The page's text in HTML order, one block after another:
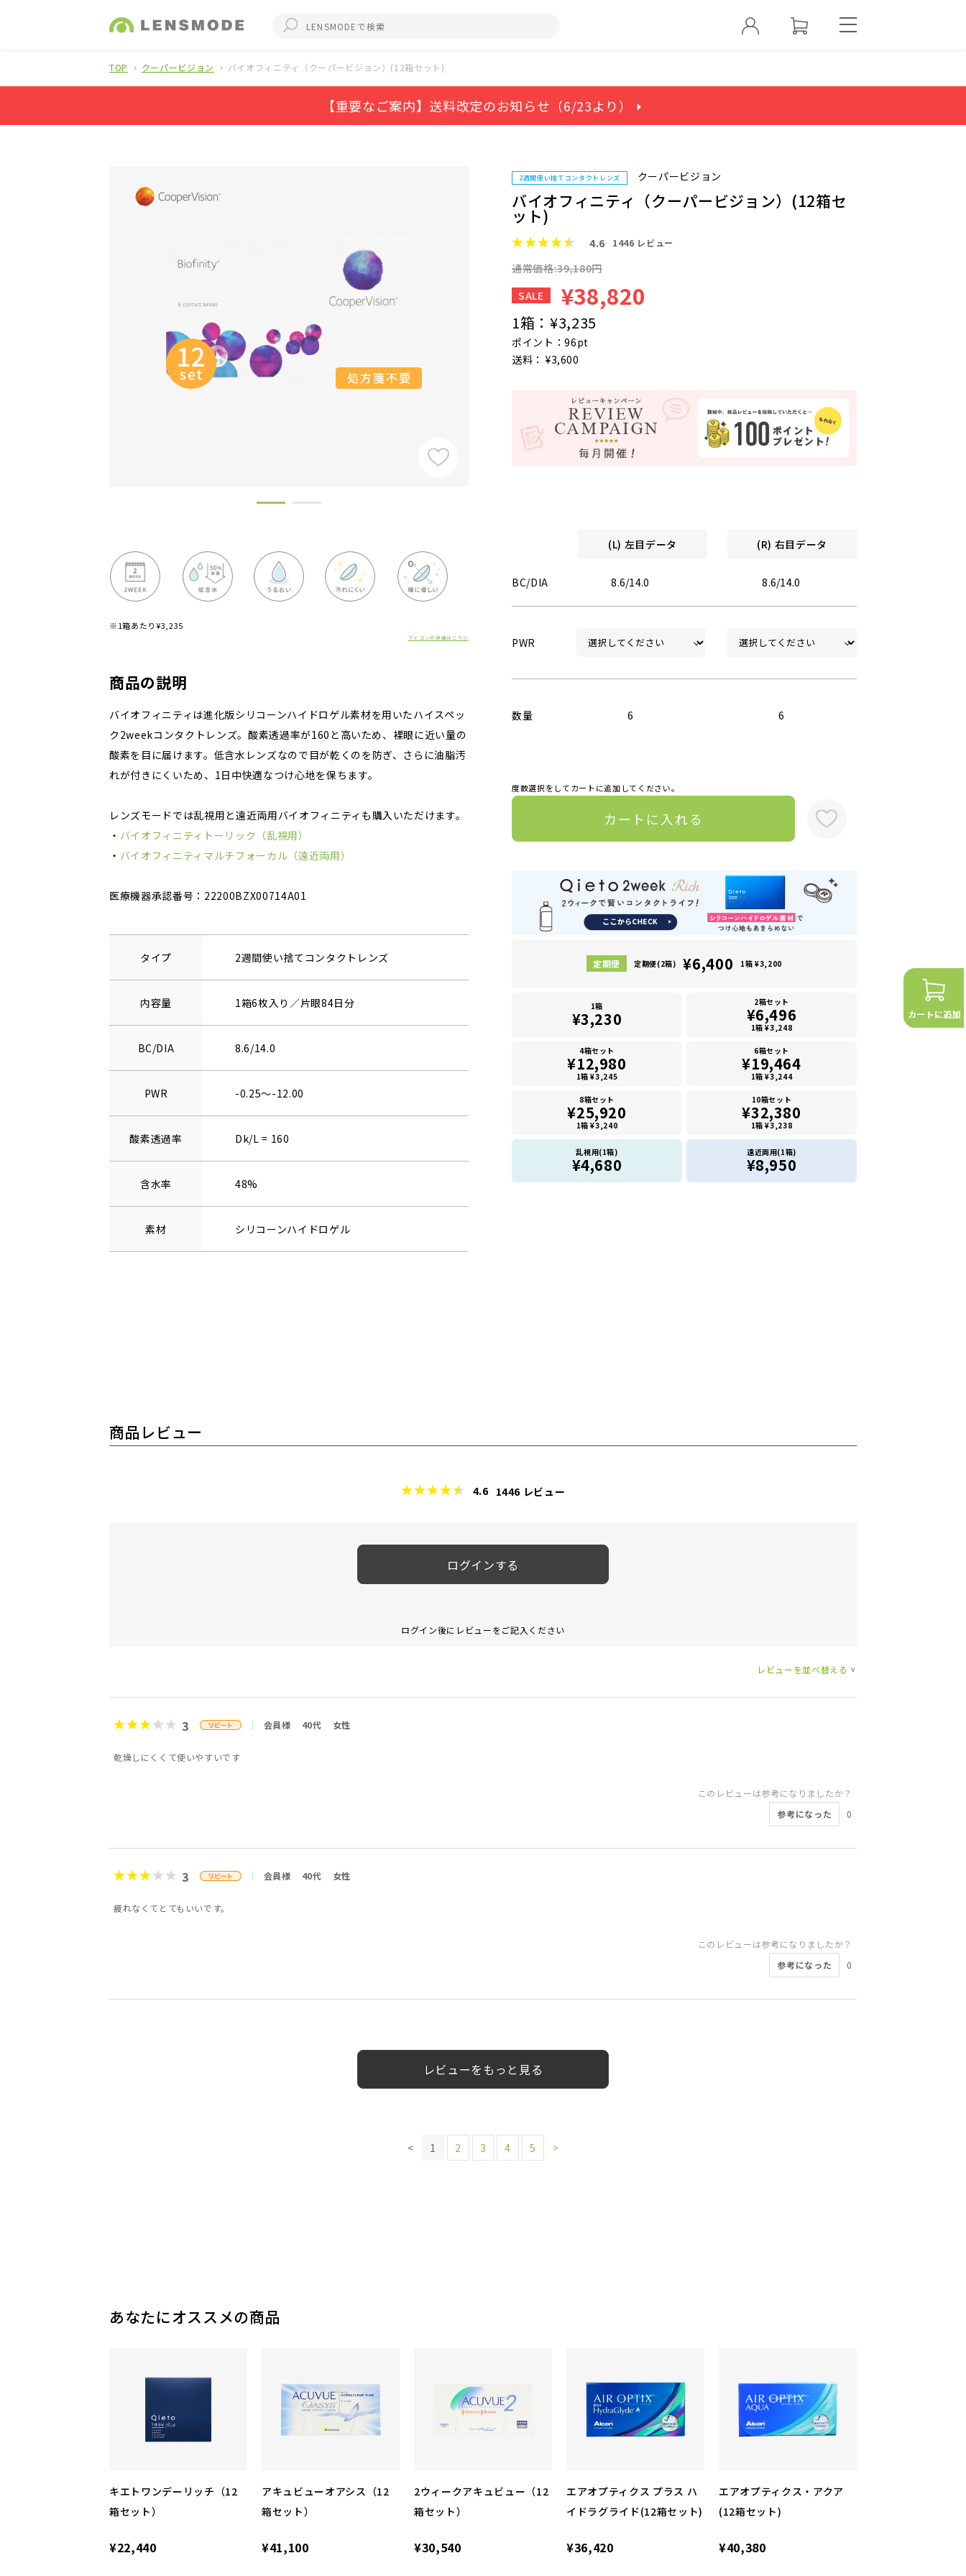
TOP クーパービジョン バイオフィニティ（クーパービジョン）(12箱セット)
【重要なご案内】送料改定のお知らせ（6/23より） ⏵
※1箱あたり¥3,235
アイコンの詳細はこちら
商品の説明
バイオフィニティは進化版シリコーンハイドロゲル素材を用いたハイスペッ
ク2weekコンタクトレンズ。酸素透過率が160と高いため、裸眼に近い量の
酸素を目に届けます。低含水レンズなので目が乾くのを防ぎ、さらに油脂汚
れが付きにくいため、1日中快適なつけ心地を保ちます。
レンズモードでは乱視用と遠近両用バイオフィニティも購入いただけます。
・ バイオフィニティトーリック（乱視用）
・ バイオフィニティマルチフォーカル（遠近両用）
医療機器承認番号：22200BZX00714A01
タイプ 2週間使い捨てコンタクトレンズ
内容量 1箱6枚入り／片眼84日分
BC/DIA 8.6/14.0
PWR -0.25～-12.00
酸素透過率 Dk/L = 160
含水率 48%
素材 シリコーンハイドロゲル
2週間使い捨てコンタクトレンズ クーパービジョン
バイオフィニティ（クーパービジョン）(12箱セ
ット)
4.6 1446 レビュー
通常価格:39,180円
SALE
¥38,820
1箱： ¥3,235
ポイント：96pt
送料： ¥3,600
(L) 左目データ (R) 右目データ
BC/DIA 8.6/14.0 8.6/14.0
PWR
数量 6 6
度数選択をしてカートに追加してください。
カートに入れる
定期便(2箱) ¥6,400 1箱 ¥3,200
1箱
¥3,230
2箱セット
¥6,496
1箱 ¥3,248
4箱セット
¥12,980
1箱 ¥3,245
6箱セット
¥19,464
1箱 ¥3,244
8箱セット
¥25,920
1箱 ¥3,240
10箱セット
¥32,380
1箱 ¥3,238
乱視用(1箱)
¥4,680
遠近両用(1箱)
¥8,950
商品レビュー
4.6 1446 レビュー
ログインする
ログイン後にレビューをご記入ください
レビューを並べ替える >
3 会員様 40代 女性
乾燥しにくくて使いやすいです
このレビューは参考になりましたか？
参考になった
0
3 会員様 40代 女性
疲れなくてとてもいいです。
このレビューは参考になりましたか？
参考になった
0
レビューをもっと見る
< 1 2 3 4 5 >
あなたにオススメの商品
キエトワンデーリッチ（12
箱セット）
¥22,440
アキュビューオアシス（12
箱セット）
¥41,100
2ウィークアキュビュー（12
箱セット）
¥30,540
エアオプティクス プラス ハ
イドラグライド(12箱セット)
¥36,420
エアオプティクス・アクア
(12箱セット)
¥40,380